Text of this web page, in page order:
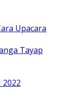
Upacara
Tayap
2022